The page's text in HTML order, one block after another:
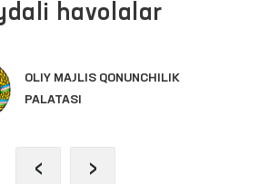
havolalar
OLIY MAJLIS QONUNCHILIK
PALATASI
‹ ›